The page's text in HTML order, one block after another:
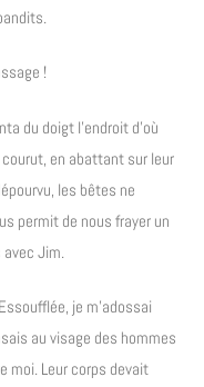
!
du doigt l’endroit d’où
en abattant sur leur
les bêtes ne
permit de nous frayer un
Jim.
je m’adossai
au visage des hommes
moi. Leur corps devait